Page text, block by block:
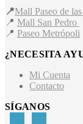
📍Mall Paseo de
📍 Mall San Pedro
📍 Paseo Metrópoli
¿NECESITA
Mi Cuenta
Contacto
SÍGANOS